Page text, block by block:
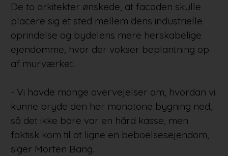
De to arkitekter ønskede, at facaden skulle
placere sig et sted mellem dens industrielle
oprindelse og bydelens mere herskabelige
ejendomme, hvor der vokser beplantning op
af murværket.
- Vi havde mange overvejelser om, hvordan vi
kunne bryde den her monotone bygning ned,
så det ikke bare var en hård kasse, men
faktisk kom til at ligne en beboelsesejendom,
siger Morten Bang.